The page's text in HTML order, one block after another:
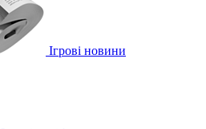
Ігрові новини